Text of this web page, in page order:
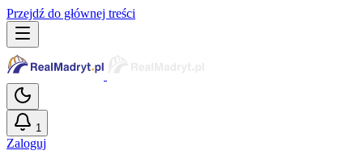
Przejdź do głównej treści
1
Zaloguj